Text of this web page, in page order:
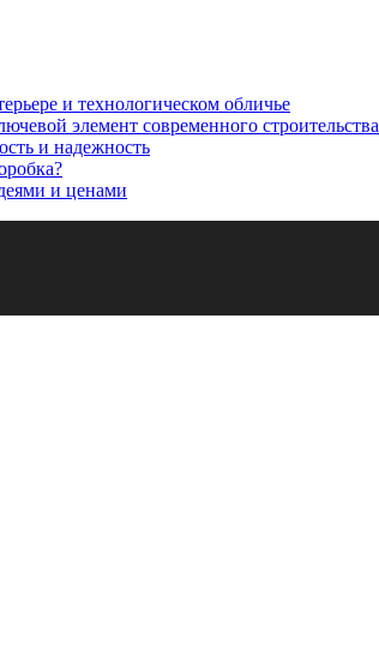
и технологическом обличье
элемент современного строительства
и надежность
и ценами